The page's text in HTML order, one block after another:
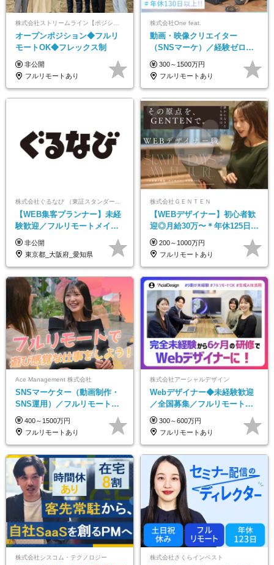
株式会社ストリームライン【ポジションマッチ登録】
オープンポジション◆フルリ
モートOK◆フレックス制
非公開
フルリモートあり
株式会社One feat.
動画・映像クリエイター
（SNSマーケ）／経験ゼロか
ら一流へ／フルリモートOK／
月給30万円～／年休130日以上
300～1500万円
フルリモートあり
【WEB集客プランナー】未経
験歓迎／フルリモートメイン
／プライム上場／土日祝休み
／東京・大阪・名古屋
非公開
東京都_大阪府_愛知県
株式会社ＧＥＮＴＥＮ
【WEBデザイナー】初⼼者歓
迎◎⽉給30万〜＊年休125⽇＊
在宅OK＆研修あり＊フレック
ス
200～1000万円
フルリモートあり
Ace Management 株式会社
SNSマーケター（動画制作・
SNS運用）／フルリモートOK
／未経験歓迎【モットーは…
遊び感覚で仕事をする♪】
400～1500万円
フルリモートあり
株式会社アーシャルデザイン
Webデザイナー◆未経験歓迎
／全国募集／フルリモート／
最大6ヵ月の実践型研修／月給
25万円以上
300～600万円
フルリモートあり
株式会社シスコム・テクノロジー 株式会社さくらインベスト